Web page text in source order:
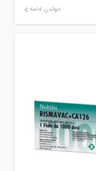
خواندن ادامه